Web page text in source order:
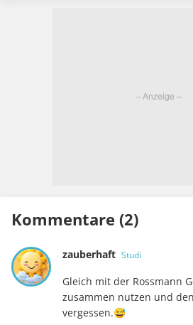
Kommentare (2)
zauberhaft Studi
Gleich mit der Rossmann
zusammen nutzen und
vergessen.😅